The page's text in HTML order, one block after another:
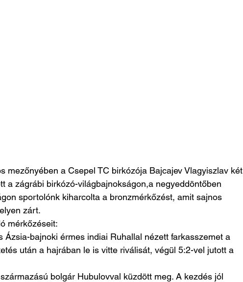
mezőnyében a Csepel TC birkózója Bajcajev Vlagyiszlav két
a zágrábi birkózó-világbajnokságon,a negyeddöntőben
sportolónk kiharcolta a bronzmérkőzést, amit sajnos
zárt.
mérkőzéseit:
Ázsia-bajnoki érmes indiai Ruhallal nézett farkasszemet a
után a hajrában le is vitte riválisát, végül 5:2-vel jutott a
bolgár Hubulovval küzdött meg. A kezdés jól